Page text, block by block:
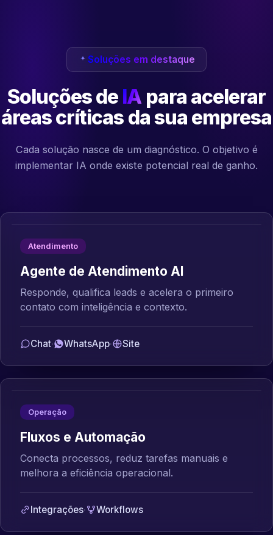
Soluções em destaque
Soluções de IA para acelerar
áreas críticas da sua empresa
Cada solução nasce de um diagnóstico. O objetivo é
implementar IA onde existe potencial real de ganho.
Atendimento
Agente de Atendimento AI
Responde, qualifica leads e acelera o primeiro
contato com inteligência e contexto.
Chat· WhatsApp· Site
Operação
Fluxos e Automação
Conecta processos, reduz tarefas manuais e
melhora a eficiência operacional.
Integrações· Workflows